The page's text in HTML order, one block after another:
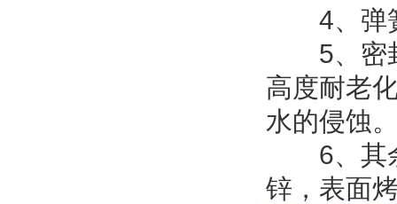
4、弹簧
5、密封
高度耐老
水的侵蚀
6、其余
锌，表面